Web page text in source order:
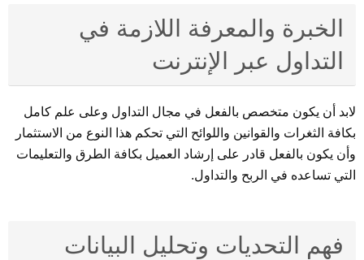
الخبرة والمعرفة اللازمة في
التداول عبر الإنترنت
لابد أن يكون متخصص بالفعل في مجال التداول وعلى علم كامل
بكافة الثغرات والقوانين واللوائح التي تحكم هذا النوع من الاستثمار
وأن يكون بالفعل قادر على إرشاد العميل بكافة الطرق والتعليمات
التي تساعده في الربح والتداول.
فهم التحديات وتحليل البيانات